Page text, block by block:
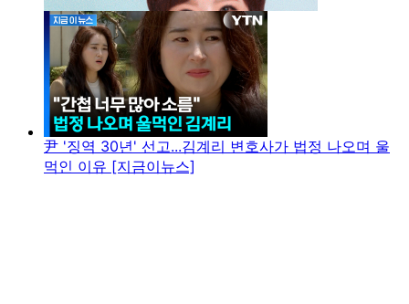
尹 '징역 30년' 선고...김계리 변호사가 법정 나오며 울
먹인 이유 [지금이뉴스]